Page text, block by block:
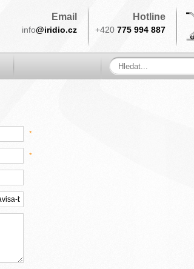
Email
info@iridio.cz
Hotline
+420 775 994 887
*
*